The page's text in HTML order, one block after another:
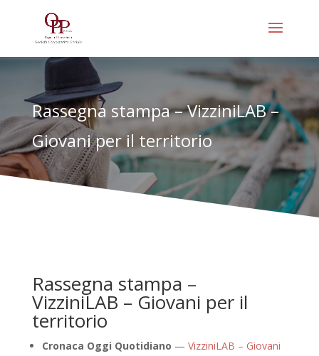
Rassegna stampa – VizziniLAB –
Giovani per il territorio
Rassegna stampa –
VizziniLAB – Giovani per il
territorio
Cronaca Oggi Quotidiano — VizziniLAB – Giovani